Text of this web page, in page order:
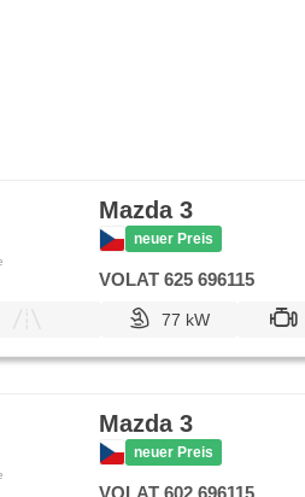
Mazda 3
neuer Preis
VOLAT 625 696115
77 kW
Mazda 3
neuer Preis
VOLAT 602 696115